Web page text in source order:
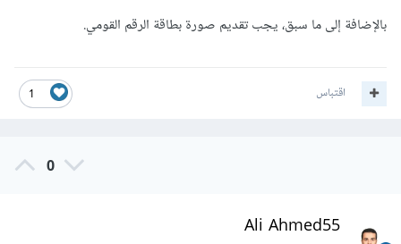
بالإضافة إلى ما سبق، يجب تقديم صورة بطاقة الرقم القومي.
1 اقتباس
0
Ali Ahmed55